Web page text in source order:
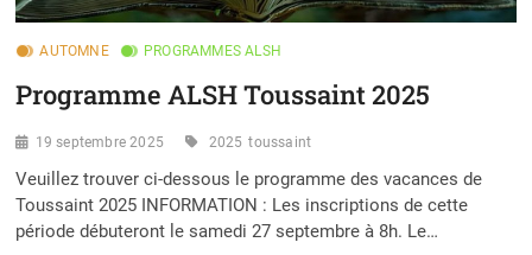
AUTOMNE PROGRAMMES ALSH
Programme ALSH Toussaint 2025
19 septembre 2025 2025 toussaint
Veuillez trouver ci-dessous le programme des vacances de
Toussaint 2025 INFORMATION : Les inscriptions de cette
période débuteront le samedi 27 septembre à 8h. Le…